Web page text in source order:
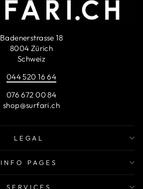
Badenerstrasse 18
8004 Zürich
Schweiz
044 520 16 64
076 672 00 84
shop@surfari.ch
LEGAL
INFO PAGES
SERVICES